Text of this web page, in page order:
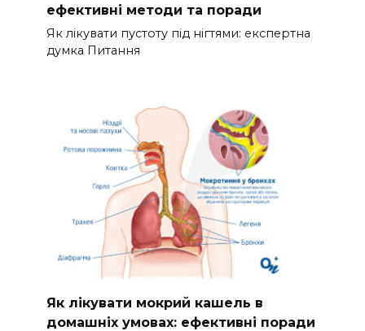
ефективні методи та поради
Як лікувати пустоту під нігтями: експертна
думка Питання
Як лікувати мокрий кашель в
домашніх умовах: ефективні поради